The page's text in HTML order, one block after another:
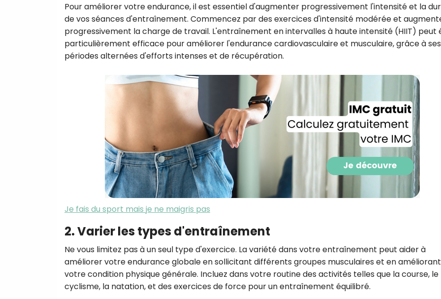
Pour améliorer votre endurance, il est essentiel d'augmenter progressivement l'intensité et la
de vos séances d'entraînement. Commencez par des exercices d'intensité modérée et
progressivement la charge de travail. L'entraînement en intervalles à haute intensité (HIIT) peut
particulièrement efficace pour améliorer l'endurance cardiovasculaire et musculaire, grâce à ses
périodes alternées d'efforts intenses et de récupération.
Je fais du sport mais je ne maigris pas
2. Varier les types d'entraînement
Ne vous limitez pas à un seul type d'exercice. La variété dans votre entraînement peut aider à
améliorer votre endurance globale en sollicitant différents groupes musculaires et en améliorant
votre condition physique générale. Incluez dans votre routine des activités telles que la course, le
cyclisme, la natation, et des exercices de force pour un entraînement équilibré.
Recevez
recettes inédites de
Je consens à ce que la société
Prisma Players analyse le taux
des courriels pour mesurer et
performances des campagnes.